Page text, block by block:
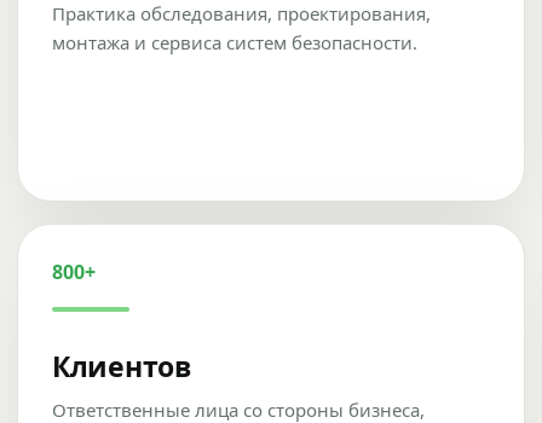
Практика обследования, проектирования,
монтажа и сервиса систем безопасности.
800+
Клиентов
Ответственные лица со стороны бизнеса,